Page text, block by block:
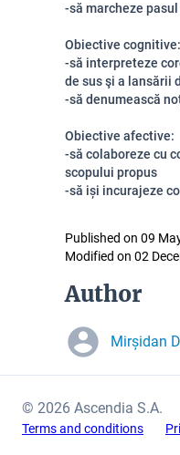
-să marcheze
Obiective cognitive:
-să interpreteze
de sus şi a lansării
-să denumească
Obiective afective:
-să colaboreze cu
scopului propus
-să iși incurajeze
Published on 09
Modified on 02
Author
Mirșidan
© 2026 Ascendia S.A.
Terms and conditions